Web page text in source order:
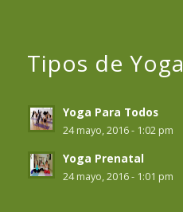
Tipos de Yoga
Yoga Para Todos
24 mayo, 2016 - 1:02 pm
Yoga Prenatal
24 mayo, 2016 - 1:01 pm